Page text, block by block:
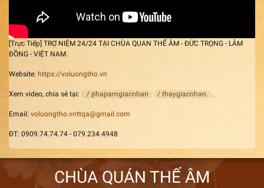
[Trực Tiếp] TRỢ NIỆM 24/24 TẠI CHÙA QUAN THẾ ÂM - ĐỨC TRỌNG - LÂM
ĐỒNG - VIỆT NAM.
Website: https://voluongtho.vn
Xem video, chia sẻ tại: / phapamgiacnhan / thaygiacnhan. .
Email: voluongtho.vnttqa@gmail.com
ĐT: 0909.74.74.74 - 079.234.4948
CHÙA QUÁN THẾ ÂM